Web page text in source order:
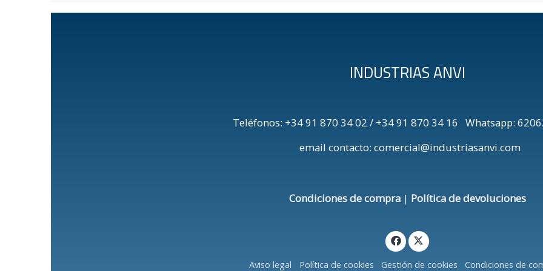
INDUSTRIAS ANVI
Teléfonos: +34 91 870 34 02 / +34 91 870 34 16 Whatsapp:
email contacto: comercial@industriasanvi.com
Condiciones de compra| Política de devoluciones
Aviso legal Política de cookies Gestión de cookies Condiciones de